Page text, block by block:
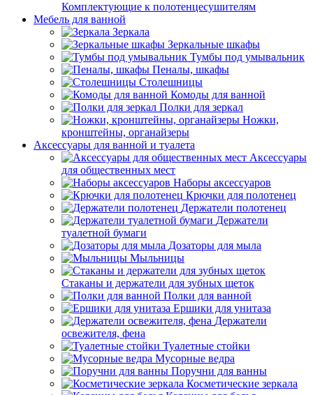
Комплектующие к полотенцесушителям
Мебель для ванной
Зеркала
Зеркальные шкафы
Тумбы под умывальник
Пеналы, шкафы
Столешницы
Комоды для ванной
Полки для зеркал
Ножки,
кронштейны, органайзеры
Аксессуары для ванной и туалета
Аксессуары
для общественных мест
Наборы аксессуаров
Крючки для полотенец
Держатели полотенец
Держатели
туалетной бумаги
Дозаторы для мыла
Мыльницы
Стаканы и держатели для зубных щеток
Полки для ванной
Ершики для унитаза
Держатели
освежителя, фена
Туалетные стойки
Мусорные ведра
Поручни для ванны
Косметические зеркала